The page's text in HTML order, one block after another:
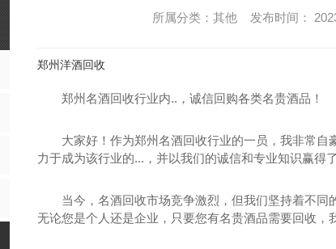
所属分类：其他 发布时间：
郑州洋酒回收
郑州名酒回收行业内..，诚信回购各类名贵酒品！
大家好！作为郑州名酒回收行业的一员，我非常
力于成为该行业的...，并以我们的诚信和专业知识赢得
当今，名酒回收市场竞争激烈，但我们坚持着不同
无论您是个人还是企业，只要您有名贵酒品需要回收，